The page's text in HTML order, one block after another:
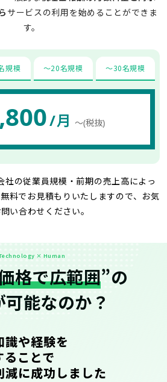
サービスの利用を始めることができま
す。
規模 〜20名規模 〜30名規模
/月 〜(税抜)
社の従業員規模・前期の売上高によっ
料でお見積もりいたしますので、お気
い合わせください。
× Human
格で広範囲”の
能なのか？
や経験を
ることで
に成功しました